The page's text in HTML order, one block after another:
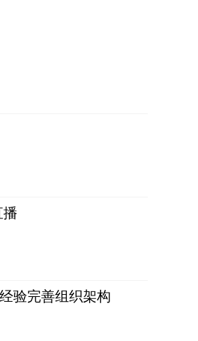
播
验完善组织架构